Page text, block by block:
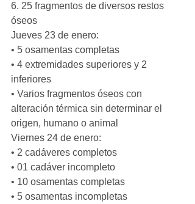
6. 25 fragmentos de diversos restos
óseos
Jueves 23 de enero:
• 5 osamentas completas
• 4 extremidades superiores y 2
inferiores
• Varios fragmentos óseos con
alteración térmica sin determinar el
origen, humano o animal
Viernes 24 de enero:
• 2 cadáveres completos
• 01 cadáver incompleto
• 10 osamentas completas
• 5 osamentas incompletas